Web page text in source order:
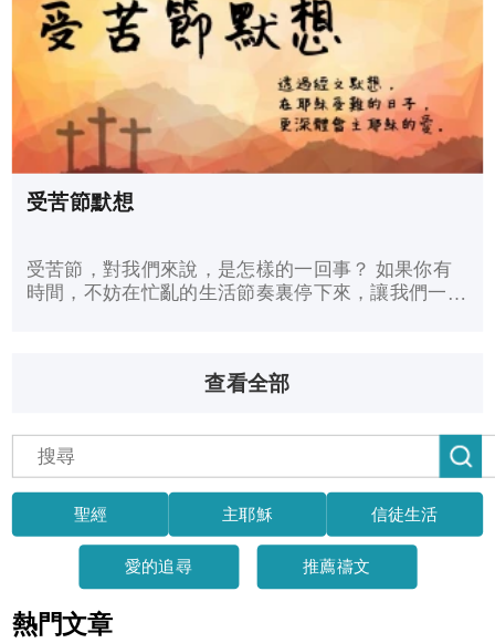
受苦節默想
受苦節，對我們來說，是怎樣的一回事？ 如果你有
時間，不妨在忙亂的生活節奏裏停下來，讓我們一起
查看全部
聖經 主耶穌 信徒生活
愛的追尋 推薦禱文
熱門文章